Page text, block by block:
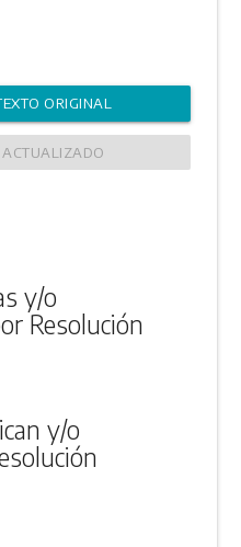
ORIGINAL
ACTUALIZADO
y/o
Resolución
y/o